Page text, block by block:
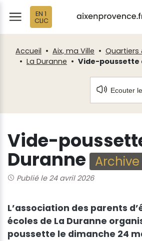
EN 1
CLIC
Accueil Aix, ma Ville
Quartiers
La Duranne
Vide-poussette
Ecouter
Vide-
Duranne Archive
Publié le 24 avril 2026
L’association des parents
écoles de La Duranne
poussette le dimanche 24
Fenêtre
de
chat
Panneau de gestion des cookies